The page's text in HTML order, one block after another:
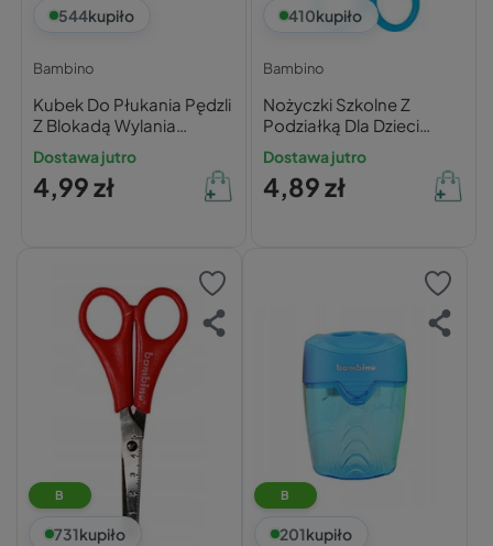
Różnorodność:
Praktyczna organizacja:
Kreatywne zastosowanie:
544kupiło
Bambino
Kubek Do Płukania Pędzli
Z Blokadą Wylania
Pojemnik Na Wodę
Bambino
Dostawa jutro
4,99 zł
410kupiło
Bambino
Nożyczki Szkolne Z
Podziałką Dla Dzieci
Bezpieczne Bambino
Dostawa jutro
4,89 zł
B
731kupiło
B
201kupiło